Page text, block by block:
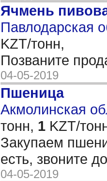
Ячмень
Павлодарская
KZT/тонн,
Позваните
04-05-2019
Пшеница
Акмолинская
тонн, 1 KZT/
Закупаем
есть, звоните
04-05-2019